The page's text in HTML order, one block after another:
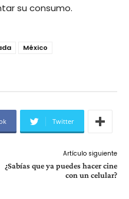
su consumo.
México
Twitter
Artículo siguiente
¿Sabías que ya puedes hacer cine
con un celular?